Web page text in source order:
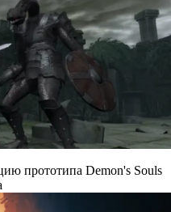
прототипа Demon's Souls